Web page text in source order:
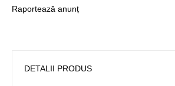
Raportează anunț
DETALII PRODUS